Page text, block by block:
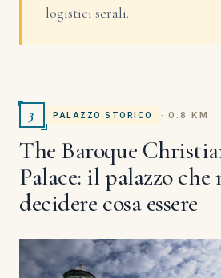
logistici serali.
3 PALAZZO STORICO · 0.8 KM
The Baroque
Palace: il palazzo che
decidere cosa essere